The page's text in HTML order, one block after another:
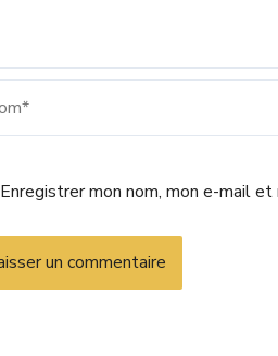
Enregistrer mon nom, mon e-mail